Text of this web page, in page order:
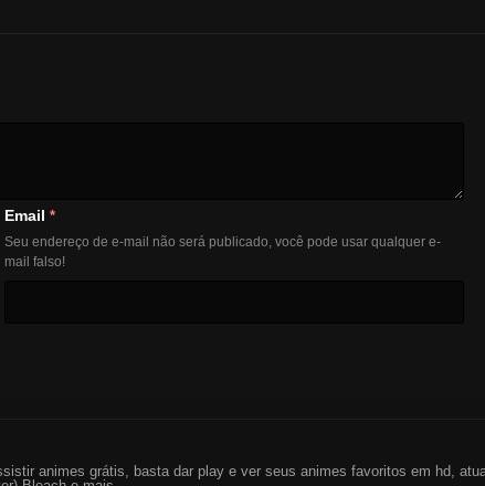
Email *
Seu endereço de e-mail não será publicado, você pode usar qualquer e-
mail falso!
animes grátis, basta dar play e ver seus animes favoritos em hd,